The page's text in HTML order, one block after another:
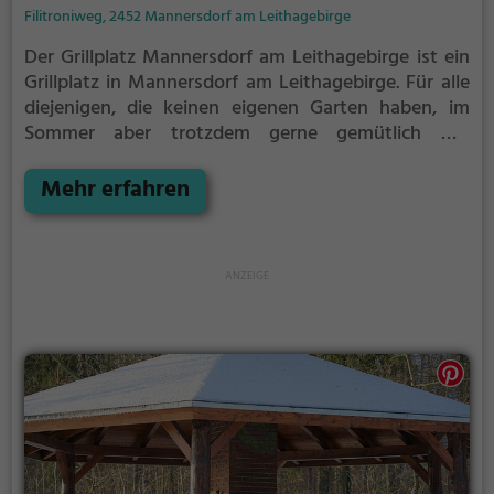
Filitroniweg, 2452 Mannersdorf am Leithagebirge
Der Grillplatz Mannersdorf am Leithagebirge ist ein
Grillplatz in Mannersdorf am Leithagebirge. Für alle
diejenigen, die keinen eigenen Garten haben, im
Sommer aber trotzdem gerne gemütlich mit
Grillplatz Mannersdorf am Leithagebirge die Lösung.
Mehr erfahren